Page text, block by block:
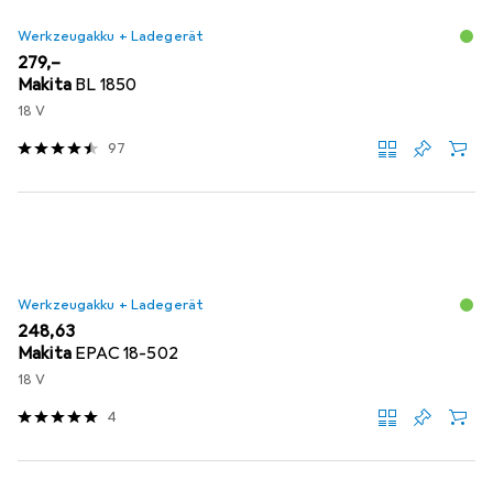
Werkzeugakku + Ladegerät
EUR
279,–
Makita BL 1850
18 V
97
Werkzeugakku + Ladegerät
EUR
248,63
Makita EPAC 18-502
18 V
4